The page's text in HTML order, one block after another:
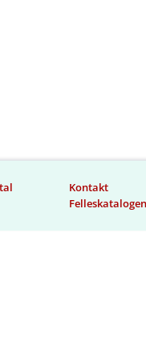
Kontakt
Felleskatalogen